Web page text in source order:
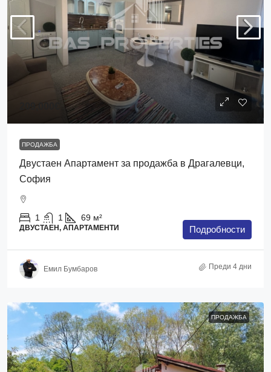
ПРОДАЖБА
Двустаен Апартамент за продажба в Драгалевци,
София
1 1 69 м²
ДВУСТАЕН, АПАРТАМЕНТИ Подробности
Емил Бумбаров Преди 4 дни
ПРОДАЖБА